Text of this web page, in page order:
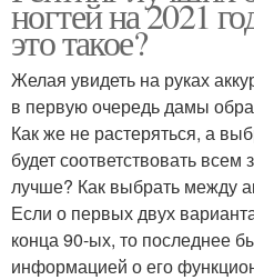
ногтей на 2021
это такое?
Желая увидеть на руках
в первую очередь дамы
Как же не растеряться, а
будет соответствовать
лучше? Как выбрать между
Если о первых двух
конца 90-ых, то последнее
информацией о его